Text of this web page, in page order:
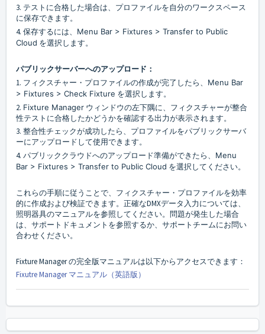
3. テストに合格した場合は、プロファイルを自分のワークスペース
に保存できます。
4. 保存するには、 Menu Bar > Fixtures > Transfer to Public
Cloud を選択します。
パブリックサーバーへのアップロード：
1. フィクスチャー・プロファイルの作成が完了したら、 Menu Bar
> Fixtures > Check Fixture を選択します。
2. Fixture Manager ウィンドウの左下隅に、フィクスチャーが整合
性テストに合格したかどうかを確認する出力が表示されます。
3. 整合性チェックが成功したら、プロファイルをパブリックサーバ
ーにアップロードして使用できます。
4. パブリッククラウドへのアップロード準備ができたら、 Menu
Bar > Fixtures > Transfer to Public Cloud を選択してください。
これらの手順に従うことで、フィクスチャー・プロファイルを効率
的に作成および検証できます。正確なDMXデータ入力については、
照明器具のマニュアルを参照してください。問題が発生した場合
は、サポートドキュメントを参照するか、サポートチームにお問い
合わせください。
Fixture Manager の完全版マニュアルは以下からアクセスできます：
Fixutre Manager マニュアル（英語版）